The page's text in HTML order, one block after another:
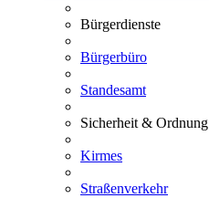
Bürgerdienste
Bürgerbüro
Standesamt
Sicherheit & Ordnung
Kirmes
Straßenverkehr